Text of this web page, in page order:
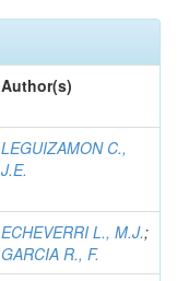
Author(s)
LEGUIZAMON C.,
J.E.
ECHEVERRI L., M.J.;
GARCIA R., F.